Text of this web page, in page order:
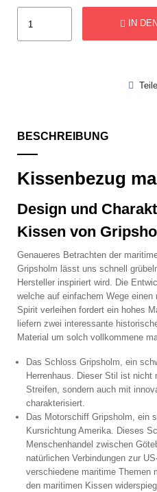
IN
BESCHREIBUNG
Kissenbezug
Design und
Kissen von
Genaueres Betrachten der
Gripsholm lässt uns schnell
Hersteller inspiriert wird. Die
welche auf einfachem Wege
Spirit verleihen fordert ein hohes
liefern zwei interessante
Material um solch vollkommene
Das Schloss Gripsholm, ein
Herrenhaus. Dieser Stil ist
Streifen, sondern auch mit
charakterisiert.
Das Motorschiff Gripsholm, ein
Kursrichtung Amerika. Dieses
Menschenhandel zwischen
natürlichen Verbindungen zur
verschiedene maritime Themen
den maritimen Kissen